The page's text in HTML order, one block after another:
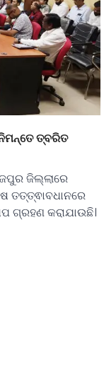
ତ୍ବରିତ
ଜିଲ୍ଲାରେ
ତତ୍ତ୍ଵାବଧାନରେ
ଗ୍ରହଣ କରାଯାଉଛି।